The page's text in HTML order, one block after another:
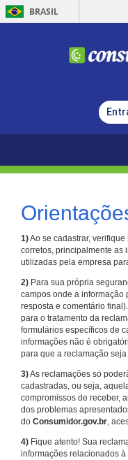
BRASIL
1)Ao se cadastrar,
corretos, principalmente as
utilizadas pela empresa
2) Para sua própria
campos onde a informação
resposta e comentário
para o tratamento da
formulários específicos de
informações não é
para que a reclamação
3)As reclamações só
cadastradas, ou seja,
compromissos de receber,
dos problemas
do Consumidor.gov.br,
4) Fique atento! Sua
informações relacionados